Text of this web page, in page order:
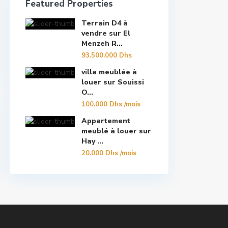
Featured Properties
Terrain D4 à
vendre sur El
Menzeh R...
93.500.000 Dhs
villa meublée à
louer sur Souissi
O...
100.000 Dhs/mois
Appartement
meublé à louer sur
Hay ...
20.000 Dhs/mois